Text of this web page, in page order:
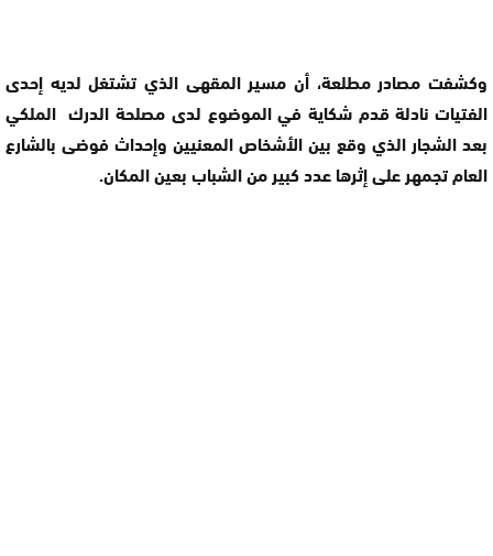
وكشفت مصادر مطلعة، أن مسير المقهى الذي تشتغل لديه إحدى
الفتيات نادلة قدم شكاية في الموضوع لدى مصلحة الدرك الملكي
بعد الشجار الذي وقع بين الأشخاص المعنيين وإحداث فوضى بالشارع
العام تجمهر على إثرها عدد كبير من الشباب بعين المكان.